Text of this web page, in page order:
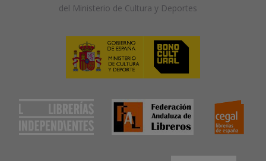
del Ministerio de Cultura y Deportes